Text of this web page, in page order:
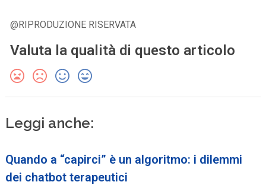
@RIPRODUZIONE RISERVATA
Valuta la qualità di questo articolo
Leggi anche:
Quando a “capirci” è un algoritmo: i dilemmi
dei chatbot terapeutici